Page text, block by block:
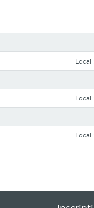
Local
Local
Local